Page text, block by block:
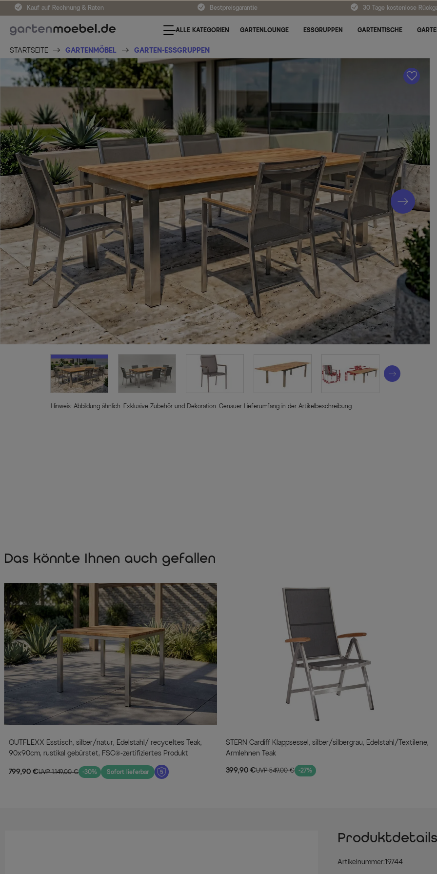
Kauf auf Rechnung & Raten Bestpreisgarantie 30 Tage kostenlose
ALLE KATEGORIEN GARTENLOUNGE ESSGRUPPEN GARTENTISCHE
STARTSEITE GARTENMÖBEL GARTEN-ESSGRUPPEN
A
Hinweis: Abbildung ähnlich. Exklusive Zubehör und Dekoration. Genauer Lieferumfang in der Artikelbeschreibung.
Das könnte Ihnen auch gefallen
OUTFLEXX Esstisch, silber/natur, Edelstahl/ recyceltes Teak,
90x90cm, rustikal gebürstet, FSC®-zertifiziertes Produkt
799,90 €UVP 1.149,00 € -30% Sofort lieferbar
STERN Cardiff Klappsessel, silber/silbergrau, Edelstahl/Textilene,
Armlehnen Teak
399,90 €UVP 549,00 € -27%
Produktdetails
Artikelnummer:19744